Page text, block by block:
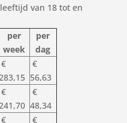
van 18 tot en
per
week
per
dag
€
€
56,63
€
€
48,34
€
€